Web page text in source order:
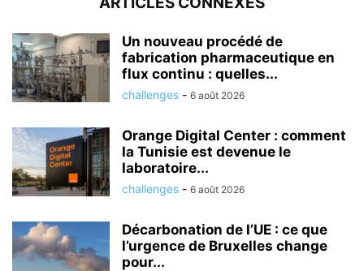
Un nouveau procédé de
fabrication pharmaceutique en
flux continu : quelles...
challenges - 6 août 2026
Orange Digital Center : comment
la Tunisie est devenue le
laboratoire...
challenges - 6 août 2026
Décarbonation de l’UE : ce que
l’urgence de Bruxelles change
pour...